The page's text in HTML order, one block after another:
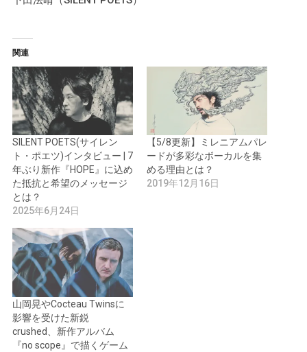
関連
SILENT POETS(サイレン
ト・ポエツ)インタビュー | 7
年ぶり新作『HOPE』に込め
た抵抗と希望のメッセージ
とは？
2025年6月24日
【5/8更新】ミレニアムパレ
ードが多彩なボーカルを集
める理由とは？
2019年12月16日
山岡晃やCocteau Twinsに
影響を受けた新鋭
crushed、新作アルバム
『no scope』で描くゲーム